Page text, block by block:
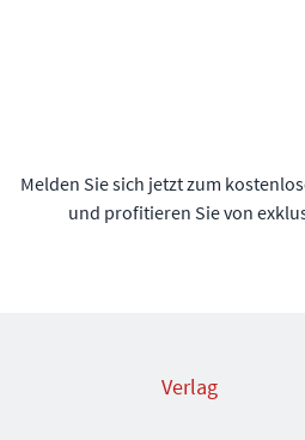
Melden Sie sich jetzt zum
und profitieren Sie von
Verlag